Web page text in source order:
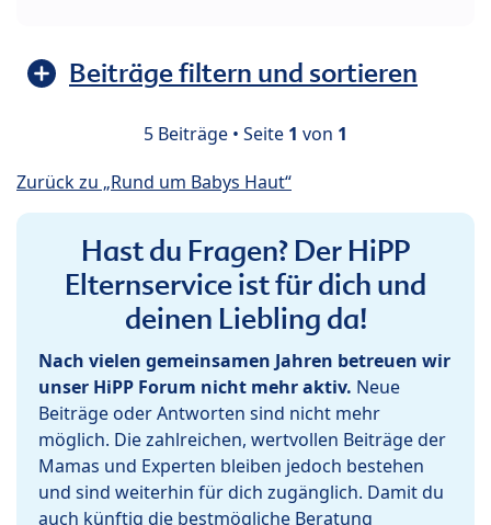
Beiträge filtern und sortieren
5 Beiträge • Seite 1 von 1
Zurück zu „Rund um Babys Haut“
Hast du Fragen? Der HiPP
Elternservice ist für dich und
deinen Liebling da!
Nach vielen gemeinsamen Jahren betreuen wir
unser HiPP Forum nicht mehr aktiv. Neue
Beiträge oder Antworten sind nicht mehr
möglich. Die zahlreichen, wertvollen Beiträge der
Mamas und Experten bleiben jedoch bestehen
und sind weiterhin für dich zugänglich. Damit du
auch künftig die bestmögliche Beratung